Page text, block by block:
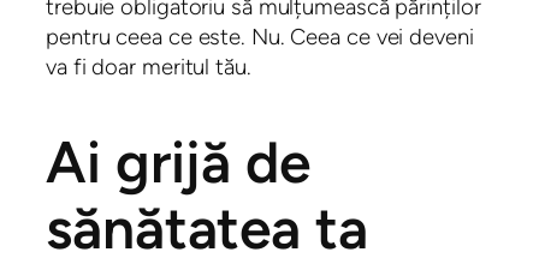
trebuie obligatoriu să mulțumească părinților
pentru ceea ce este. Nu. Ceea ce vei deveni
va fi doar meritul tău.
Ai grijă de
sănătatea ta